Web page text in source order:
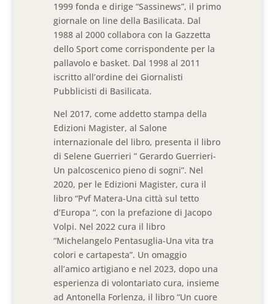
1999 fonda e dirige “Sassinews”, il primo
giornale on line della Basilicata. Dal
1988 al 2000 collabora con la Gazzetta
dello Sport come corrispondente per la
pallavolo e basket. Dal 1998 al 2011
iscritto all’ordine dei Giornalisti
Pubblicisti di Basilicata.
Nel 2017, come addetto stampa della
Edizioni Magister, al Salone
internazionale del libro, presenta il libro
di Selene Guerrieri ” Gerardo Guerrieri-
Un palcoscenico pieno di sogni”. Nel
2020, per le Edizioni Magister, cura il
libro “Pvf Matera-Una città sul tetto
d’Europa “, con la prefazione di Jacopo
Volpi. Nel 2022 cura il libro
“Michelangelo Pentasuglia-Una vita tra
colori e cartapesta”. Un omaggio
all’amico artigiano e nel 2023, dopo una
esperienza di volontariato cura, insieme
ad Antonella Forlenza, il libro “Un cuore